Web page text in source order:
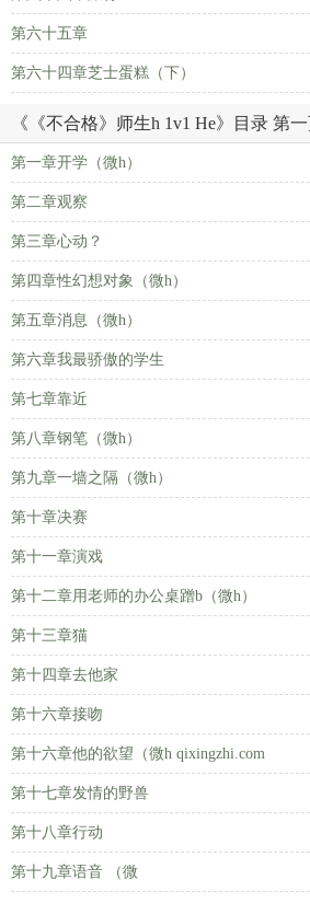
第六十五章
第六十四章芝士蛋糕（下）
《《不合格》师生h 1v1 He》目录 第一
第一章开学（微h）
第二章观察
第三章心动？
第四章性幻想对象（微h）
第五章消息（微h）
第六章我最骄傲的学生
第七章靠近
第八章钢笔（微h）
第九章一墙之隔（微h）
第十章决赛
第十一章演戏
第十二章用老师的办公桌蹭b（微h）
第十三章猫
第十四章去他家
第十六章接吻
第十六章他的欲望（微h qixingzhi.com
第十七章发情的野兽
第十八章行动
第十九章语音 （微